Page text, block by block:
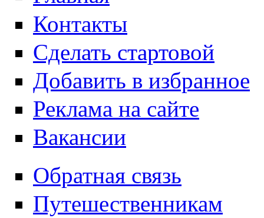
Контакты
Сделать стартовой
Добавить в избранное
Реклама на сайте
Вакансии
Обратная связь
Путешественникам